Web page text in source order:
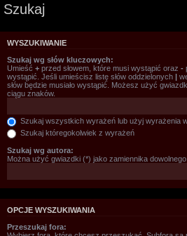
Szukaj
WYSZUKIWANIE
Szukaj wg słów kluczowych:
Umieść + przed słowem, które musi wystąpić oraz -
wystąpić. Jeśli umieścisz listę słów oddzielonych
słów będzie musiało wystąpić. Możesz użyć
ciągu znaków.
Szukaj wszystkich wyrażeń lub użyj wyrażenia
Szukaj któregokolwiek z wyrażeń
Szukaj wg autora:
Można użyć gwiazdki (*) jako zamiennika
OPCJE WYSZUKIWANIA
Przeszukaj fora: